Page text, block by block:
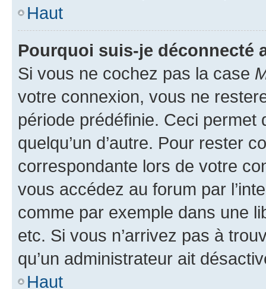
Haut
Pourquoi suis-je déconnecté
Si vous ne cochez pas la case
votre connexion, vous ne
période prédéfinie. Ceci permet
quelqu’un d’autre. Pour rester
correspondante lors de votre
vous accédez au forum par
comme par exemple dans une
etc. Si vous n’arrivez pas à
qu’un administrateur ait
Haut